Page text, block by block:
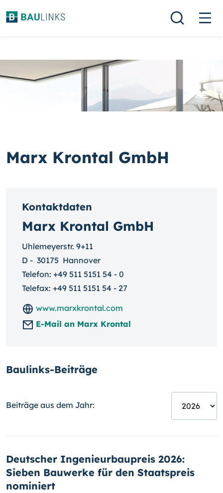
Marx Krontal GmbH
Kontaktdaten
Marx Krontal GmbH
Uhlemeyerstr. 9+11
D - 30175 Hannover
Telefon: +49 511 5151 54 - 0
Telefax: +49 511 5151 54 - 27
www.marxkrontal.com
E-Mail an Marx Krontal
Baulinks-Beiträge
Beiträge aus dem Jahr:
Deutscher Ingenieurbaupreis 2026:
Sieben Bauwerke für den Staatspreis
nominiert